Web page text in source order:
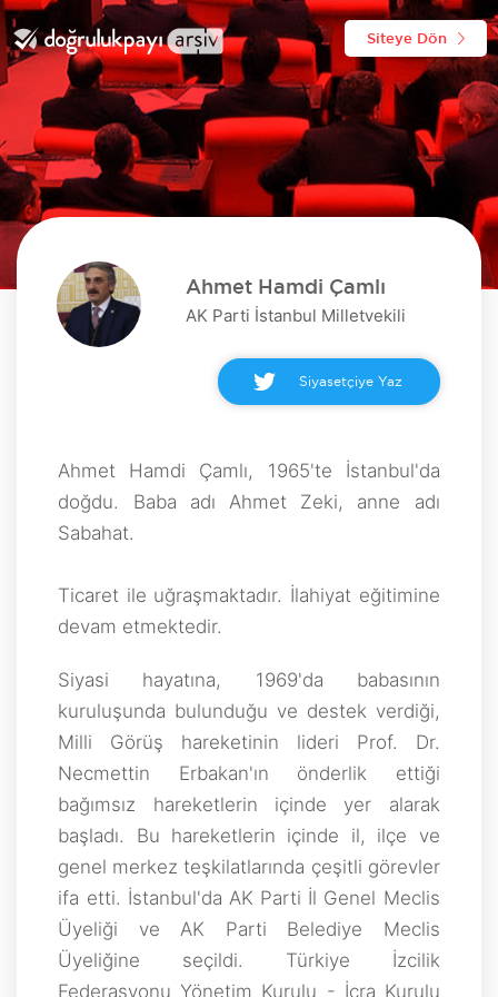
Siteye Dön
Ahmet Hamdi Çamlı
AK Parti İstanbul Milletvekili
Siyasetçiye Yaz
Ahmet Hamdi Çamlı, 1965'te İstanbul'da
doğdu. Baba adı Ahmet Zeki, anne adı
Sabahat.
Ticaret ile uğraşmaktadır. İlahiyat eğitimine
devam etmektedir.
Siyasi hayatına, 1969'da babasının
kuruluşunda bulunduğu ve destek verdiği,
Milli Görüş hareketinin lideri Prof. Dr.
Necmettin Erbakan'ın önderlik ettiği
bağımsız hareketlerin içinde yer alarak
başladı. Bu hareketlerin içinde il, ilçe ve
genel merkez teşkilatlarında çeşitli görevler
ifa etti. İstanbul'da AK Parti İl Genel Meclis
Üyeliği ve AK Parti Belediye Meclis
Üyeliğine seçildi. Türkiye İzcilik
Federasyonu Yönetim Kurulu - İcra Kurulu